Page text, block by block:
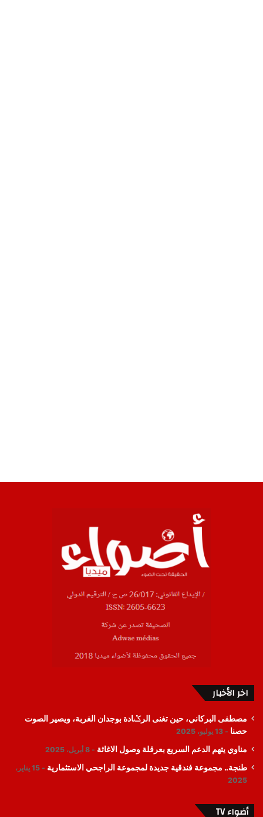
اخر الأخبار
مصطفى البركاني، حين تغنى الرݣادة بوجدان الغربة، ويصير الصوت
حصنا
13 يوليو، 2025
مناوي يتهم الدعم السريع بعرقلة وصول الاغاثة 8 أبريل، 2025
طنجة.. مجموعة فندقية جديدة لمجموعة الراجحي الاستثمارية
15 يناير،
2025
أضواء TV